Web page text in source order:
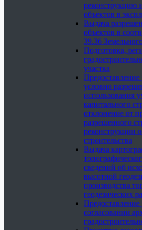
реконструкцию
объектов в
Выдача
объектов в
39.36
Подготовка,
участка
условно
использования
капитального
отклонение от
разрешенного
реконструкции
строительства
Выдача
сведений об
высотной
производства
геодезических
согласовании